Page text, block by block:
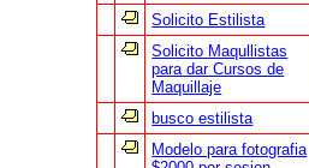
Solicito Estilista
Solicito Maqullistas
para dar Cursos de
Maquillaje
busco estilista
Modelo para fotografia